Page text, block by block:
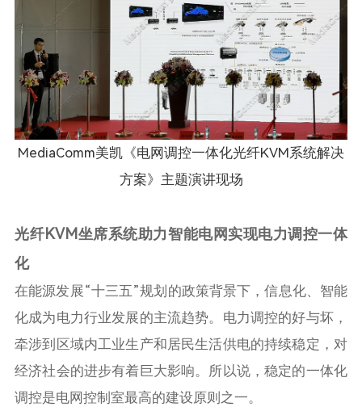
MediaComm美凯《电网调控一体化光纤KVM系统解决
方案》主题演讲现场
光纤KVM坐席系统助力智能电网实现电力调控一体
化
在能源发展“十三五”规划的政策背景下，信息化、智能
化成为电力行业发展的主流趋势。电力调控的好与坏，
牵涉到区域内工业生产和居民生活供电的持续稳定，对
经济社会的进步有着巨大影响。所以说，稳定的一体化
调控是电网控制室最高的建设原则之一。